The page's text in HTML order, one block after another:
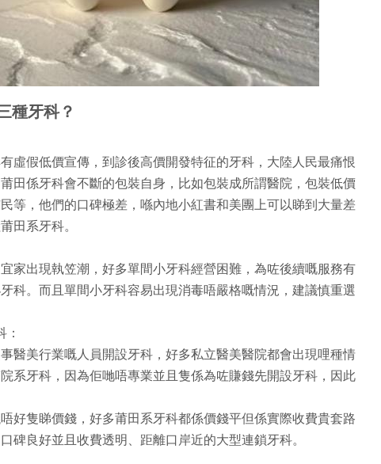
種牙科？
虛假低價宣傳，到診後高價開發特征的牙科，大陸人民最痛恨
田係牙科會不斷的包裝自身，比如包裝成所謂醫院，包裝低價
等，他們的口碑極差，喺內地小紅書和美團上可以睇到大量差
田系牙科。
家出現執笠潮，好多單間小牙科經營困難，為咗後續嘅服務有
科。而且單間小牙科容易出現消毒唔嚴格嘅情況，建議慎重選
：
醫美行業嘅人員開設牙科，好多私立醫美醫院都會出現哩種情
系牙科，因為佢哋唔專業並且隻係為咗賺錢先開設牙科，因此
好隻睇價錢，好多莆田系牙科都係價錢平但係實際收費貴套路
碑良好並且收費透明、距離口岸近的大型連鎖牙科。